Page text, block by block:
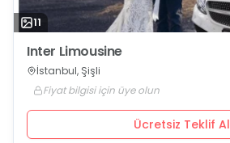
11
Inter Limousine
İstanbul, Şişli
Fiyat bilgisi için üye olun
Ücretsiz Teklif Al